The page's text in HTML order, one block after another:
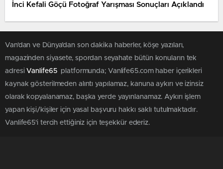
İnci Kefali Göçü Fotoğraf Yarışması Sonuçları Açıklandı
Van'dan ve Dünya’dan son dakika haberler, köşe yazıları,
magazinden siyasete, spordan seyahate bütün konuların tek
adresi Vanlife65 platformunda; Vanlife65.com haber içerikleri
kaynak gösterilmeden alıntı yapılamaz, kanuna aykırı ve izinsiz
olarak kopyalanamaz, başka yerde yayınlanamaz. Aykırı işlem
yapan kişi/kişiler için yasal başvuru hakkı saklı tutulmaktadır.
Vanlife65'i tercih ettiğiniz için teşekkür ederiz.